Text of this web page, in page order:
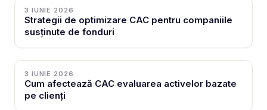
3 IUNIE 2026
Strategii de optimizare CAC pentru companiile
susținute de fonduri
3 IUNIE 2026
Cum afectează CAC evaluarea activelor bazate
pe clienți